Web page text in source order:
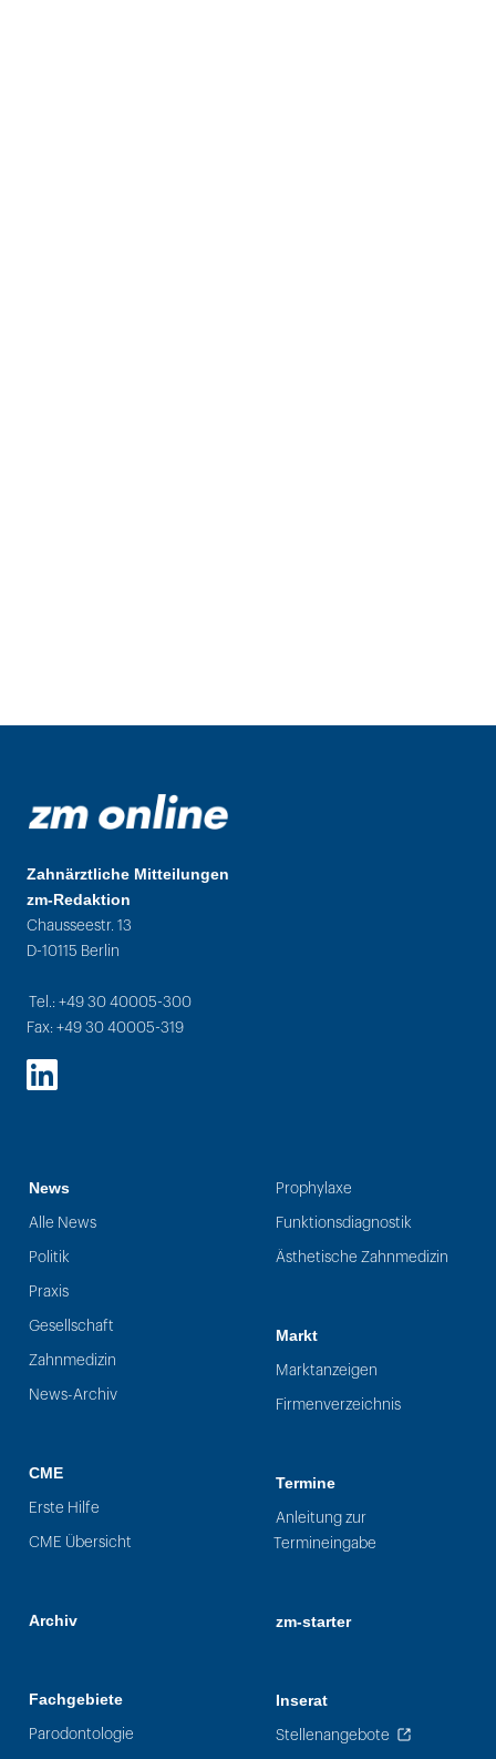
Zahnärztliche Mitteilungen
zm-Redaktion
Chausseestr. 13
D-10115 Berlin
Tel.: +49 30 40005-300
Fax: +49 30 40005-319
LinkedIn
News
Alle News
Politik
Praxis
Gesellschaft
Zahnmedizin
News-Archiv
CME
Erste Hilfe
CME Übersicht
Archiv
Fachgebiete
Parodontologie
Prophylaxe
Funktionsdiagnostik
Ästhetische Zahnmedizin
Markt
Marktanzeigen
Firmenverzeichnis
Termine
Anleitung zur
Termineingabe
zm-starter
Inserat
Stellenangebote